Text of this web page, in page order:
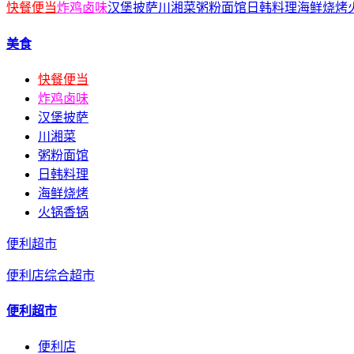
快餐便当炸鸡卤味汉堡披萨川湘菜粥粉面馆 日韩料理海鲜烧烤
美食
快餐便当
炸鸡卤味
汉堡披萨
川湘菜
粥粉面馆
日韩料理
海鲜烧烤
火锅香锅
便利超市
便利店综合超市
便利超市
便利店